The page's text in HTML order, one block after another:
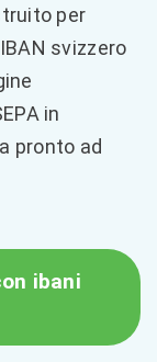
per
svizzero
in
pronto ad
ibani